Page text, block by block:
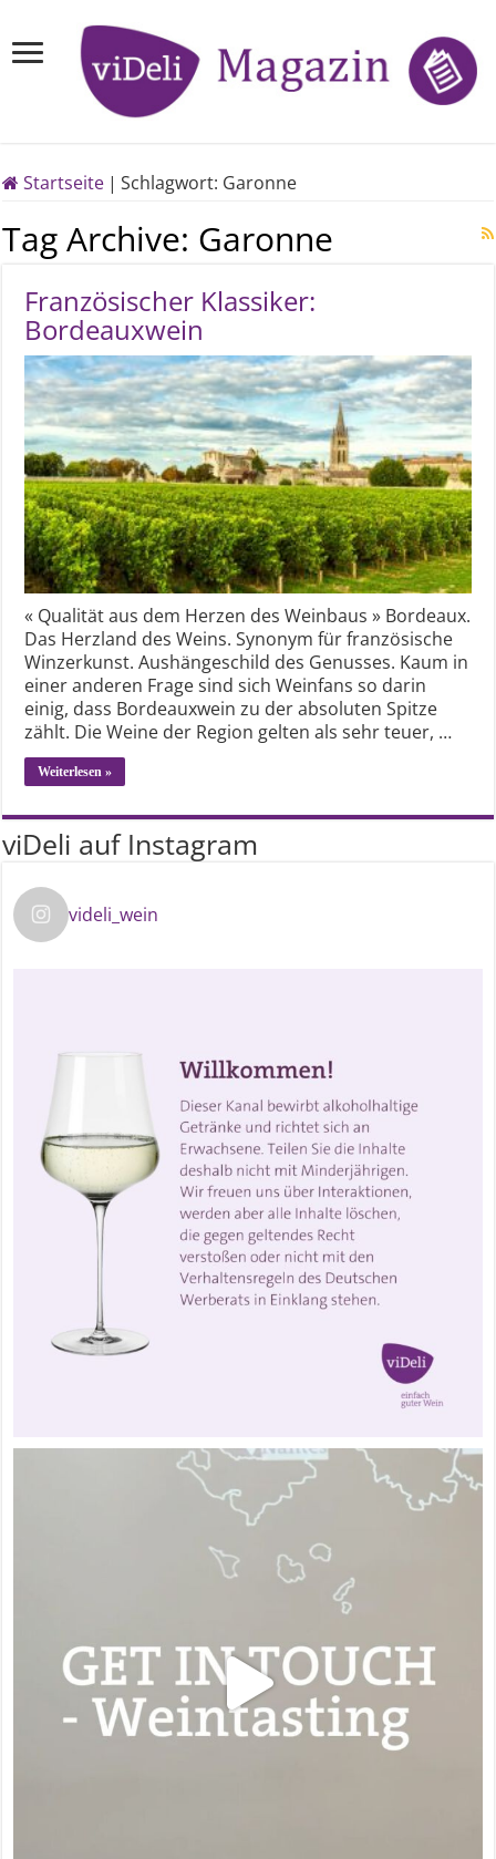
Startseite | Schlagwort: Garonne
Tag Archive: Garonne
Französischer Klassiker:
Bordeauxwein
« Qualität aus dem Herzen des Weinbaus » Bordeaux.
Das Herzland des Weins. Synonym für französische
Winzerkunst. Aushängeschild des Genusses. Kaum in
einer anderen Frage sind sich Weinfans so darin
einig, dass Bordeauxwein zu der absoluten Spitze
zählt. Die Weine der Region gelten als sehr teuer, …
Weiterlesen »
viDeli auf Instagram
videli_wein